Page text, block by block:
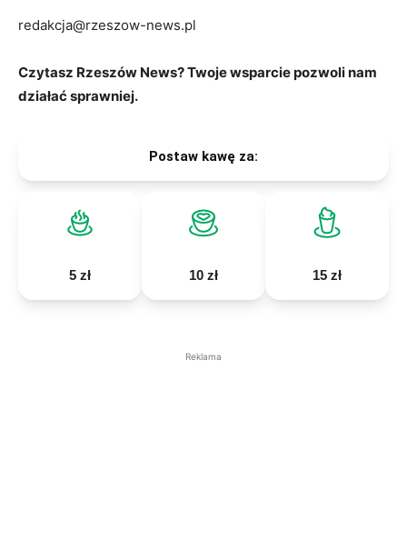
redakcja@rzeszow-news.pl
Czytasz Rzeszów News? Twoje wsparcie pozwoli nam
działać sprawniej.
Postaw kawę za:
5 zł 10 zł 15 zł
Reklama